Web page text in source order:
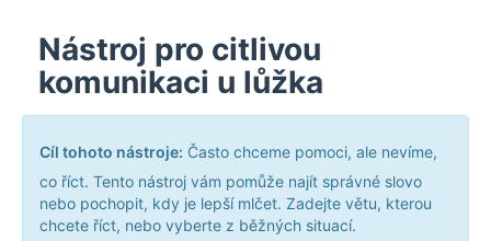
Nástroj pro citlivou
komunikaci u lůžka
Cíl tohoto nástroje: Často chceme pomoci, ale nevíme,
co říct. Tento nástroj vám pomůže najít správné slovo
nebo pochopit, kdy je lepší mlčet. Zadejte větu, kterou
chcete říct, nebo vyberte z běžných situací.